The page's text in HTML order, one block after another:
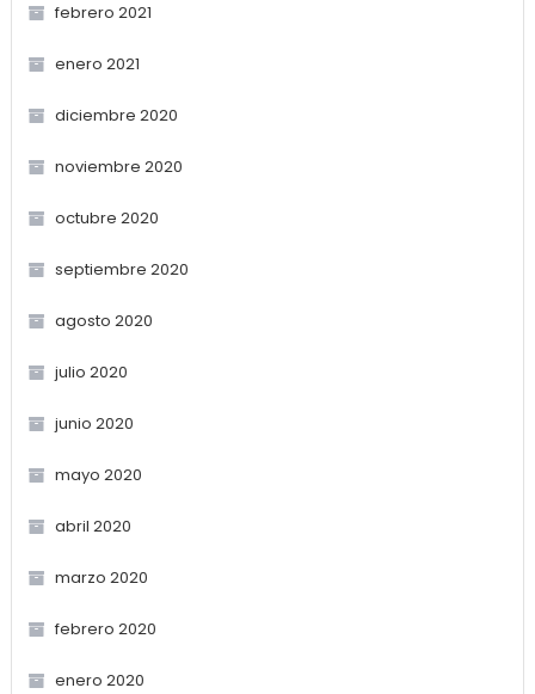
febrero 2021
enero 2021
diciembre 2020
noviembre 2020
octubre 2020
septiembre 2020
agosto 2020
julio 2020
junio 2020
mayo 2020
abril 2020
marzo 2020
febrero 2020
enero 2020